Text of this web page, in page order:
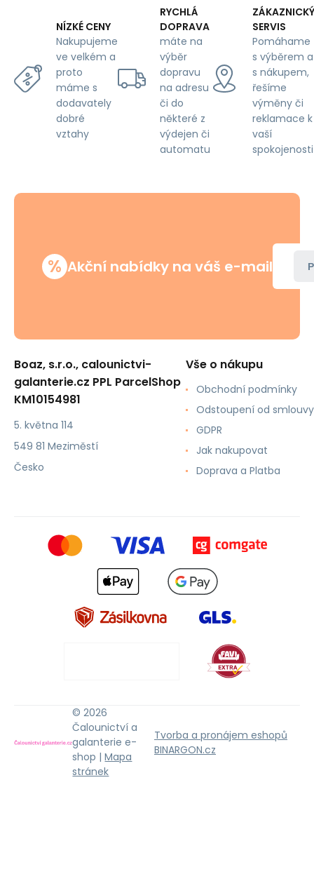
gr,
tloušťka
6
mm
NÍZKÉ CENY
Nakupujeme
ve velkém a
proto
máme s
dodavately
dobré
vztahy
RYCHLÁ
DOPRAVA
máte na
výběr
dopravu
na adresu
či do
některé z
výdejen či
automatu
ZÁKAZNICKÝ
SERVIS
Pomáhame
s výběrem a
s nákupem,
řešíme
výměny či
reklamace k
vaší
spokojenosti
% Akční nabídky na váš e-mail
Boaz, s.r.o., calounictvi-
galanterie.cz PPL ParcelShop
KM10154981
5. května 114
549 81 Meziměstí
Česko
Vše o nákupu
Obchodní podmínky
Odstoupení od smlouvy
GDPR
Jak nakupovat
Doprava a Platba
© 2026
Čalounictví a
galanterie e-
shop |Mapa
stránek
Tvorba a pronájem eshopů
BINARGON.cz